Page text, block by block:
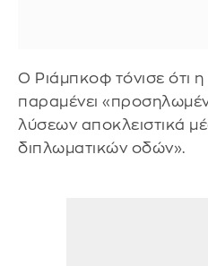
Ο Ριάμπκοφ τόνισε ότι
παραμένει
λύσεων αποκλειστικά
διπλωματικών οδών».